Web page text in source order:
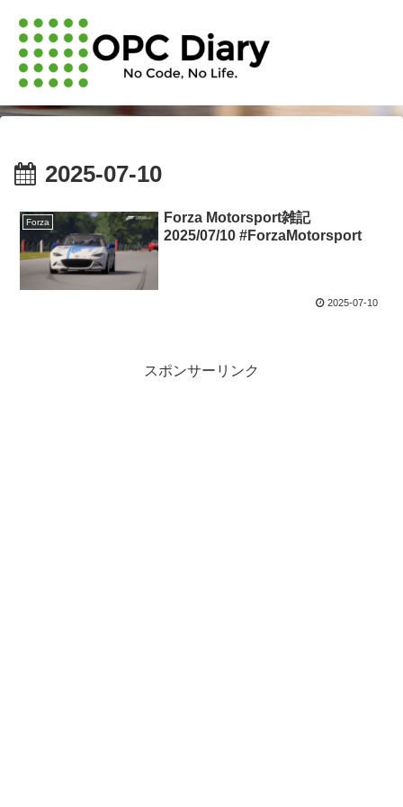
2025-07-10
Forza
Forza Motorsport雑記
2025/07/10 #ForzaMotorsport
2025-07-10
スポンサーリンク